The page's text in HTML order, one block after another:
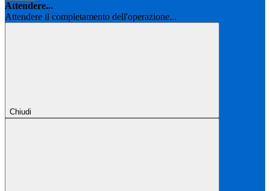
Attendere...
Attendere il completamento dell'operazione...
Chiudi